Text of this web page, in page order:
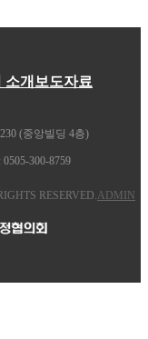
소개 보도자료
(중앙빌딩 4층)
0505-300-8759
RESERVED.ADMIN